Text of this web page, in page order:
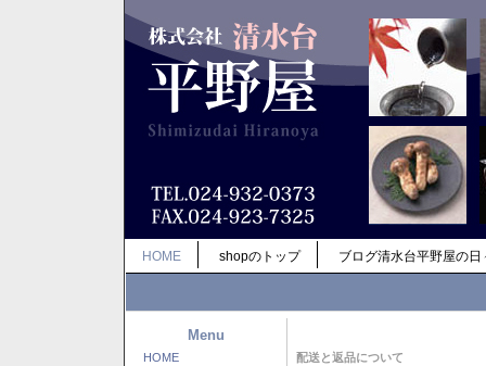
HOME shopのトップ ブログ清水台平野屋の日
Menu
HOME 配送と返品について